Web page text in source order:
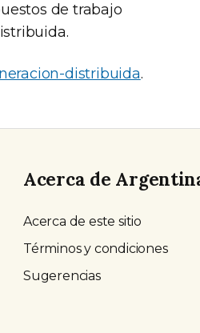
de trabajo
distribuida.
Acerca de
Acerca de este sitio
Términos y condiciones
Sugerencias